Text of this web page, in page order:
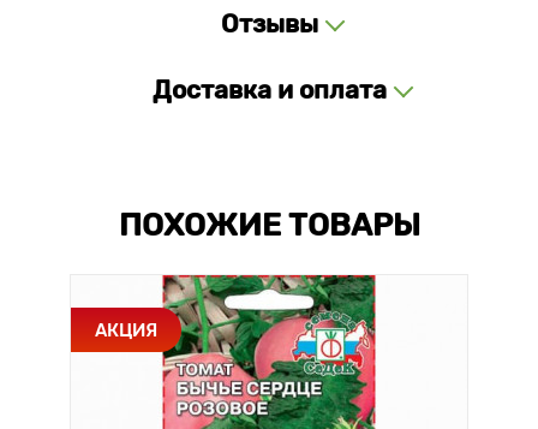
Отзывы
Доставка и оплата
ПОХОЖИЕ ТОВАРЫ
АКЦИЯ